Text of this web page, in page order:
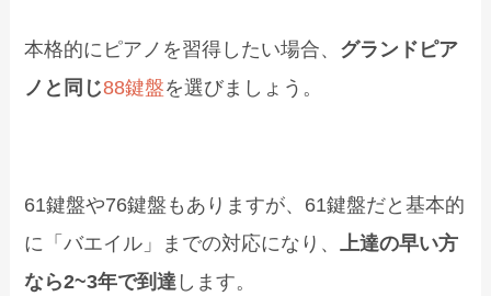
本格的にピアノを習得したい場合、 グランドピア
ノと同じ88鍵盤を選びましょう。
61鍵盤や76鍵盤もありますが、61鍵盤だと基本的
に「バエイル」までの対応になり、
上達の早い方
なら2~3年で到達 します。